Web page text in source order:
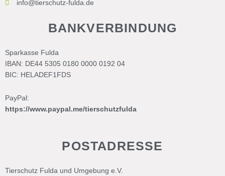
info@tierschutz-fulda.de
BANKVERBINDUNG
Sparkasse Fulda
IBAN: DE44 5305 0180 0000 0192 04
BIC: HELADEF1FDS
PayPal:
https://www.paypal.me/tierschutzfulda
POSTADRESSE
Tierschutz Fulda und Umgebung e.V.